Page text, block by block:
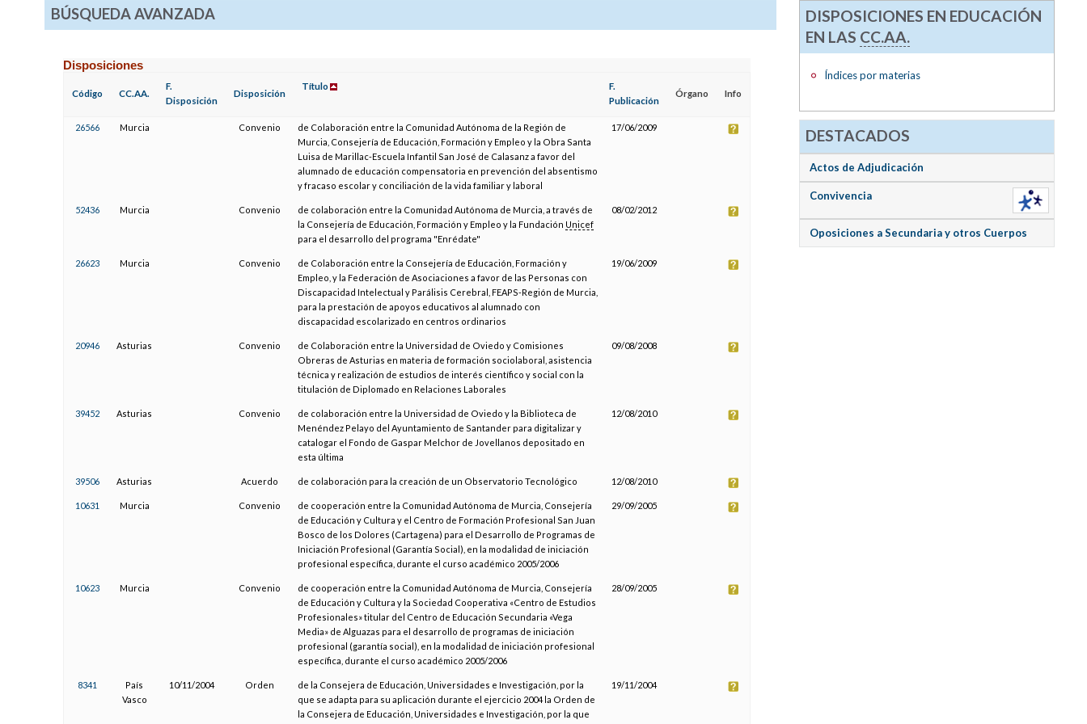
BÚSQUEDA AVANZADA
Disposiciones
Código CC.AA.
F.
Disposición
Disposición
Título
F.
Publicación
Órgano Info
26566 Murcia Convenio
de Colaboración entre la Comunidad Autónoma de la Región de
Murcia, Consejería de Educación, Formación y Empleo y la Obra Santa
Luisa de Marillac-Escuela Infantil San José de Calasanz a favor del
alumnado de educación compensatoria en prevención del absentismo
y fracaso escolar y conciliación de la vida familiar y laboral
17/06/2009
52436 Murcia Convenio
de colaboración entre la Comunidad Autónoma de Murcia, a través de
la Consejería de Educación, Formación y Empleo y la Fundación Unicef
para el desarrollo del programa "Enrédate"
08/02/2012
26623 Murcia Convenio
de Colaboración entre la Consejería de Educación, Formación y
Empleo, y la Federación de Asociaciones a favor de las Personas con
Discapacidad Intelectual y Parálisis Cerebral, FEAPS-Región de Murcia,
para la prestación de apoyos educativos al alumnado con
discapacidad escolarizado en centros ordinarios
19/06/2009
20946 Asturias Convenio
de Colaboración entre la Universidad de Oviedo y Comisiones
Obreras de Asturias en materia de formación sociolaboral, asistencia
técnica y realización de estudios de interés científico y social con la
titulación de Diplomado en Relaciones Laborales
09/08/2008
39452 Asturias Convenio
de colaboración entre la Universidad de Oviedo y la Biblioteca de
Menéndez Pelayo del Ayuntamiento de Santander para digitalizar y
catalogar el Fondo de Gaspar Melchor de Jovellanos depositado en
esta última
12/08/2010
39506 Asturias Acuerdo de colaboración para la creación de un Observatorio Tecnológico 12/08/2010
10631 Murcia Convenio
de cooperación entre la Comunidad Autónoma de Murcia, Consejería
de Educación y Cultura y el Centro de Formación Profesional San Juan
Bosco de los Dolores (Cartagena) para el Desarrollo de Programas de
Iniciación Profesional (Garantía Social), en la modalidad de iniciación
profesional específica, durante el curso académico 2005/2006
29/09/2005
10623 Murcia Convenio
de cooperación entre la Comunidad Autónoma de Murcia, Consejería
de Educación y Cultura y la Sociedad Cooperativa «Centro de Estudios
Profesionales» titular del Centro de Educación Secundaria «Vega
Media» de Alguazas para el desarrollo de programas de iniciación
profesional (garantía social), en la modalidad de iniciación profesional
específica, durante el curso académico 2005/2006
28/09/2005
8341
País
Vasco
10/11/2004 Orden
de la Consejera de Educación, Universidades e Investigación, por la
que se adapta para su aplicación durante el ejercicio 2004 la Orden de
la Consejera de Educación, Universidades e Investigación, por la que
19/11/2004
DISPOSICIONES EN EDUCACIÓN
EN LAS CC.AA.
Índices por materias
DESTACADOS
Actos de Adjudicación
Convivencia
Oposiciones a Secundaria y otros Cuerpos